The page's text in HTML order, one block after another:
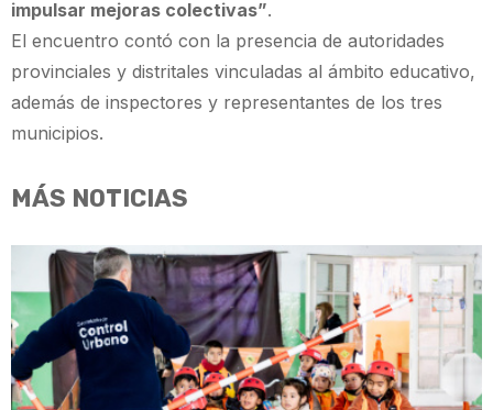
impulsar mejoras colectivas”.
El encuentro contó con la presencia de autoridades
provinciales y distritales vinculadas al ámbito educativo,
además de inspectores y representantes de los tres
municipios.
MÁS NOTICIAS